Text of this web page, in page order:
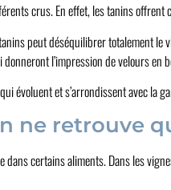
crus. En effet, les tanins
peut déséquilibrer totalement
donneront l’impression de velours en
évoluent et s’arrondissent avec la
ne retrouve
certains aliments. Dans les